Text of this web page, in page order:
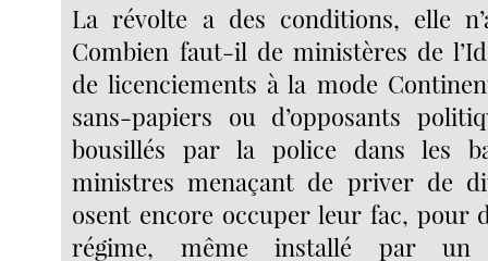
La révolte a des conditions, elle
Combien faut-il de ministères de
de licenciements à la mode
sans-papiers ou d’opposants
bousillés par la police dans les
ministres menaçant de priver de
osent encore occuper leur fac, pour
régime, même installé par un